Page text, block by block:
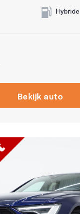
Hybride
Bekijk auto